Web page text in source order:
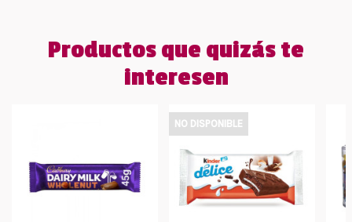
Productos que quizás te
interesen
NO DISPONIBLE